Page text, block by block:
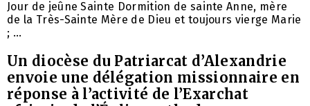
Jour de jeûne Sainte Dormition de sainte Anne, mère
de la Très-Sainte Mère de Dieu et toujours vierge Marie
; ...
Un diocèse du Patriarcat d’Alexandrie
envoie une délégation missionnaire en
réponse à l’activité de l’Exarchat